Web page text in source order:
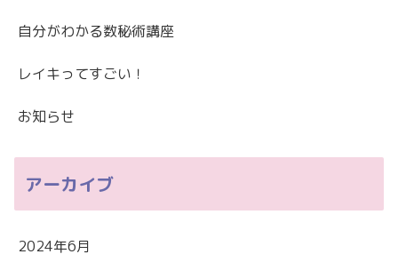
自分がわかる数秘術講座
レイキってすごい！
お知らせ
アーカイブ
2024年6月